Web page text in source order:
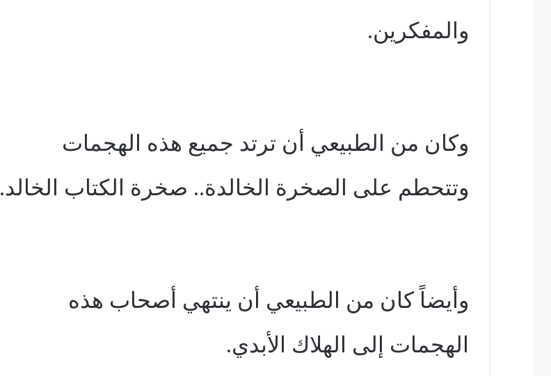
والمفكرين.
وكان من الطبيعي أن ترتد جميع هذه الهجمات
وتتحطم على الصخرة الخالدة.. صخرة الكتاب الخالد.
وأيضاً كان من الطبيعي أن ينتهي أصحاب هذه
الهجمات إلى الهلاك الأبدي.